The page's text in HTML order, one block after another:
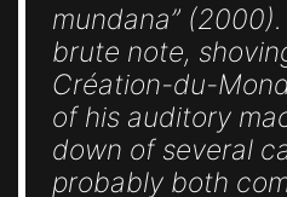
mundana”
brute note,
Création-du-
of his auditory
down of several
probably both